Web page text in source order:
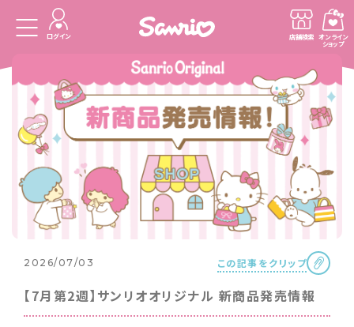
ログイン 店舗検索 オンライン
ショップ
2026/07/03 この記事をクリップ
【7月第2週】サンリオオリジナル 新商品発売情報